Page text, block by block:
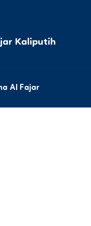
Kaliputih
Al Fajar